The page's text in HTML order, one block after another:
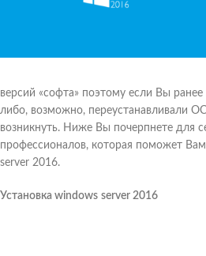
версий «софта» поэтому если Вы
либо, возможно, переустанавливали
возникнуть. Ниже Вы почерпнете для
профессионалов, которая поможет Вам
server 2016.
Установка windows server 2016